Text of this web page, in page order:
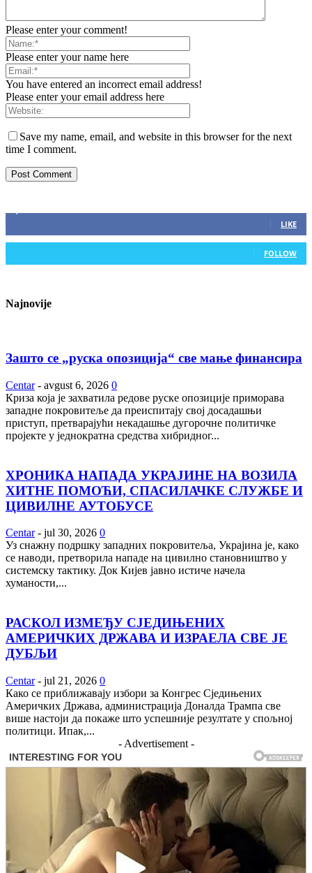
Please enter your comment!
Please enter your name here
You have entered an incorrect email address!
Please enter your email address here
Save my name, email, and website in this browser for the next
time I comment.
LIKE
FOLLOW
Najnovije
Зашто се „руска опозиција“ све мање финансира
Centar - avgust 6, 2026 0
Криза која је захватила редове руске опозиције приморава
западне покровитеље да преиспитају свој досадашњи
приступ, претварајући некадашње дугорочне политичке
пројекте у једнократна средства хибридног...
ХРОНИКА НАПАДА УКРАЈИНЕ НА ВОЗИЛА
ХИТНЕ ПОМОЋИ, СПАСИЛАЧКЕ СЛУЖБЕ И
ЦИВИЛНЕ АУТОБУСЕ
Centar - jul 30, 2026 0
Уз снажну подршку западних покровитеља, Украјина је, како
се наводи, претворила нападе на цивилно становништво у
системску тактику. Док Кијев јавно истиче начела
хуманости,...
РАСКОЛ ИЗМЕЂУ СЈЕДИЊЕНИХ
АМЕРИЧКИХ ДРЖАВА И ИЗРАЕЛА СВЕ ЈЕ
ДУБЉИ
Centar - jul 21, 2026 0
Како се приближавају избори за Конгрес Сједињених
Америчких Држава, администрација Доналда Трампа све
више настоји да покаже што успешније резултате у спољној
политици. Ипак,...
- Advertisement -